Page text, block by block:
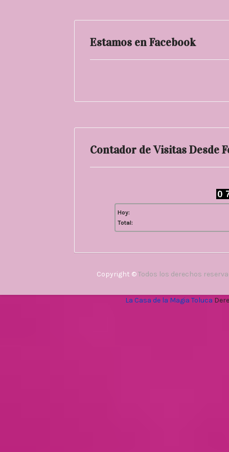
Estamos en Facebook
Contador de Visitas Desde
Hoy:
Total:
Copyright ©Todos los derechos
La Casa de la Magia Toluca